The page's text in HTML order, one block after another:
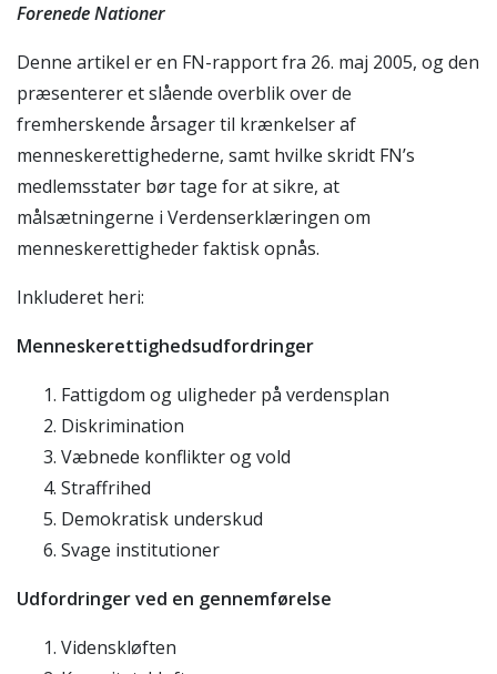
Forenede Nationer
Denne artikel er en FN-rapport fra 26. maj 2005, og den
præsenterer et slående overblik over de
fremherskende årsager til krænkelser af
menneskerettighederne, samt hvilke skridt FN’s
medlemsstater bør tage for at sikre, at
målsætningerne i Verdenserklæringen om
menneskerettigheder faktisk opnås.
Inkluderet heri:
Menneskerettighedsudfordringer
Fattigdom og uligheder på verdensplan
Diskrimination
Væbnede konflikter og vold
Straffrihed
Demokratisk underskud
Svage institutioner
Udfordringer ved en gennemførelse
Videnskløften